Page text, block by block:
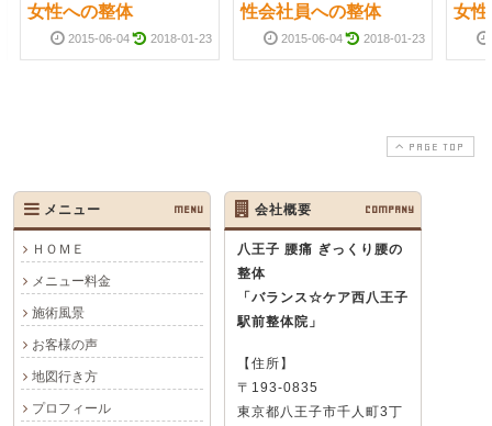
女性への整体
2015-06-04 2018-01-23
性会社員への整体
2015-06-04 2018-01-23
女
PAGE TOP
メニュー MENU
ＨＯＭＥ
メニュー料金
施術風景
お客様の声
地図行き方
プロフィール
会社概要 COMPANY
八王子 腰痛 ぎっくり腰の
整体
「バランス☆ケア西八王子
駅前整体院」
【住所】
〒193-0835
東京都八王子市千人町3丁